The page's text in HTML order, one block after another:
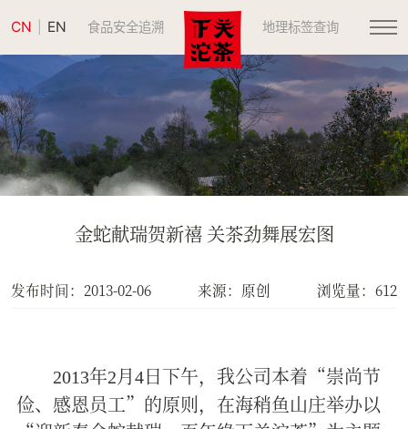
CN EN 食品安全追溯 地理标签查询
金蛇献瑞贺新禧 关茶劲舞展宏图
发布时间：2013-02-06 来源：原创 浏览量：612
2013年2月4日下午，我公司本着“崇尚节
俭、感恩员工”的原则，在海稍鱼山庄举办以